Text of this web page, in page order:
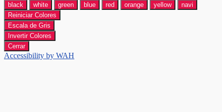
black
white green blue red orange yellow
navi
Reiniciar Colores
Escala de Gris
Invertir Colores
Cerrar
Accessibility by WAH